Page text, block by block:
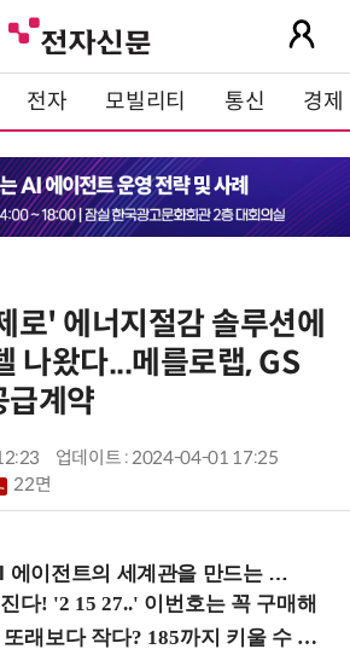
전자 모빌리티 통신 경제
로' 에너지절감 솔루션에
나왔다...메를로랩, GS
급계약
업데이트 : 2024-04-01 17:25
22면
세계관을 만드는 지식 설계자로.. (8/20 강남역)